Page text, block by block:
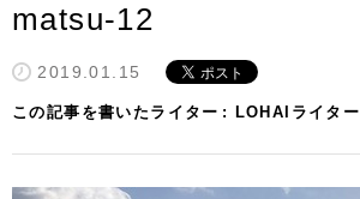
matsu-12
2019.01.15
この記事を書いたライター LOHAIライター